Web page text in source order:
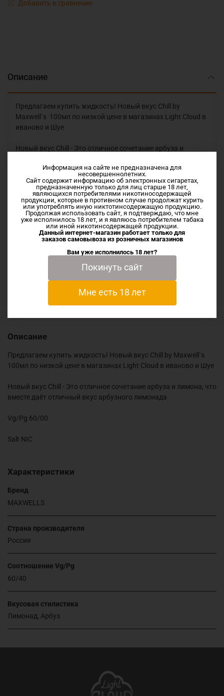
Добавить в сравнение
Описание
Предлагаем купить жидкость! Новый вкус Chill by
Maxwell`s 100мл по низкой цене в магазинах Light Cloud в
иваново и Шуе
Новый вкус Chill - Это отличное сочетание арбуза и
лимонада
Vg/Pg 60/00
Salt NIC
Описание
Предлагаем купить жидкость! Новый вкус Chill by Maxwell`s
100мл по низкой цене в магазинах Light Cloud в иваново и Шуе
Новый вкус Chill - Это отличное сочетание арбуза и лимона, что
вместе даёт отличный вкус арбузного лимонада
Vg/Pg 60/00
Salt NIC
Характеристики
Бренд
MAXWELLS
Страна производителя
Россия
Соотношение Vg/Pg
60/40
Вкусовая стилистика
Лимонад, Арбуз
Информация на сайте не предназначена для
несовершеннолетних.
Сайт содержит информацию об электронных сигаретах,
предназначенную только для лиц старше 18 лет,
являющихся потребителями никотиносодержащей
продукции, которые в противном случае продолжат курить
или употреблять иную никтотинсодержащую продукцию.
Продолжая использовать сайт, я подтверждаю, что мне
уже исполнилось 18 лет, и я являюсь потребителем табака
или иной никотинсодержащей продукции.
Данный интернет-магазин работает только для
заказов самовывоза из розничных магазинов
Вам уже исполнилось 18 лет?
Покинуть сайт
Мне есть 18 лет